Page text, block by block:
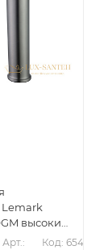
высокий,
Арт.:
Код: 65497